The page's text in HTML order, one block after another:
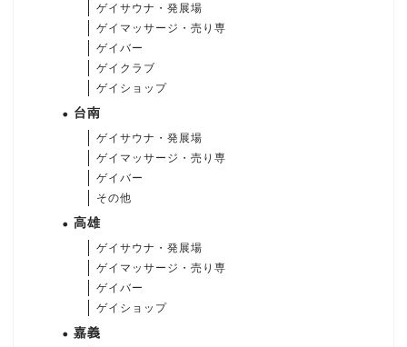
ゲイサウナ・発展場
ゲイマッサージ・売り専
ゲイバー
ゲイクラブ
ゲイショップ
台南
ゲイサウナ・発展場
ゲイマッサージ・売り専
ゲイバー
その他
高雄
ゲイサウナ・発展場
ゲイマッサージ・売り専
ゲイバー
ゲイショップ
嘉義